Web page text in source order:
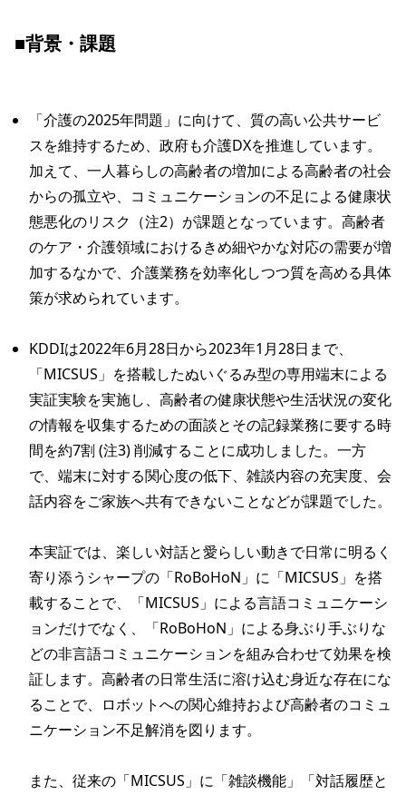
■背景・課題
「介護の2025年問題」に向けて、質の高い公共サービ
スを維持するため、政府も介護DXを推進しています。
加えて、一人暮らしの高齢者の増加による高齢者の社会
からの孤立や、コミュニケーションの不足による健康状
態悪化のリスク（注2）が課題となっています。高齢者
のケア・介護領域におけるきめ細やかな対応の需要が増
加するなかで、介護業務を効率化しつつ質を高める具体
策が求められています。
KDDIは2022年6月28日から2023年1月28日まで、
「MICSUS」を搭載したぬいぐるみ型の専用端末による
実証実験を実施し、高齢者の健康状態や生活状況の変化
の情報を収集するための面談とその記録業務に要する時
間を約7割 (注3) 削減することに成功しました。一方
で、端末に対する関心度の低下、雑談内容の充実度、会
話内容をご家族へ共有できないことなどが課題でした。
本実証では、楽しい対話と愛らしい動きで日常に明るく
寄り添うシャープの「RoBoHoN」に「MICSUS」を搭
載することで、「MICSUS」による言語コミュニケーシ
ョンだけでなく、「RoBoHoN」による身ぶり手ぶりな
どの非言語コミュニケーションを組み合わせて効果を検
証します。高齢者の日常生活に溶け込む身近な存在にな
ることで、ロボットへの関心維持および高齢者のコミュ
ニケーション不足解消を図ります。
また、従来の「MICSUS」に「雑談機能」「対話履歴と